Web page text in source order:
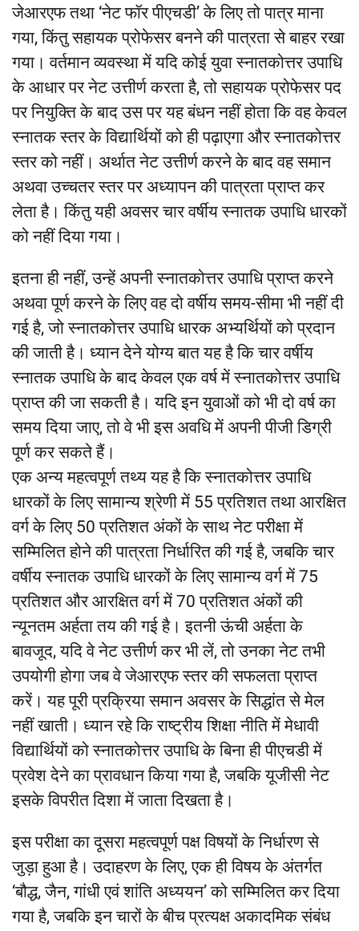
जेआरएफ तथा ‘नेट फॉर पीएचडी’ के लिए तो पात्र माना
गया, किंतु सहायक प्रोफेसर बनने की पात्रता से बाहर रखा
गया। वर्तमान व्यवस्था में यदि कोई युवा स्नातकोत्तर उपाधि
के आधार पर नेट उत्तीर्ण करता है, तो सहायक प्रोफेसर पद
पर नियुक्ति के बाद उस पर यह बंधन नहीं होता कि वह केवल
स्नातक स्तर के विद्यार्थियों को ही पढ़ाएगा और स्नातकोत्तर
स्तर को नहीं। अर्थात नेट उत्तीर्ण करने के बाद वह समान
अथवा उच्चतर स्तर पर अध्यापन की पात्रता प्राप्त कर
लेता है। किंतु यही अवसर चार वर्षीय स्नातक उपाधि धारकों
को नहीं दिया गया।
इतना ही नहीं, उन्हें अपनी स्नातकोत्तर उपाधि प्राप्त करने
अथवा पूर्ण करने के लिए वह दो वर्षीय समय-सीमा भी नहीं दी
गई है, जो स्नातकोत्तर उपाधि धारक अभ्यर्थियों को प्रदान
की जाती है। ध्यान देने योग्य बात यह है कि चार वर्षीय
स्नातक उपाधि के बाद केवल एक वर्ष में स्नातकोत्तर उपाधि
प्राप्त की जा सकती है। यदि इन युवाओं को भी दो वर्ष का
समय दिया जाए, तो वे भी इस अवधि में अपनी पीजी डिग्री
पूर्ण कर सकते हैं।
एक अन्य महत्वपूर्ण तथ्य यह है कि स्नातकोत्तर उपाधि
धारकों के लिए सामान्य श्रेणी में 55 प्रतिशत तथा आरक्षित
वर्ग के लिए 50 प्रतिशत अंकों के साथ नेट परीक्षा में
सम्मिलित होने की पात्रता निर्धारित की गई है, जबकि चार
वर्षीय स्नातक उपाधि धारकों के लिए सामान्य वर्ग में 75
प्रतिशत और आरक्षित वर्ग में 70 प्रतिशत अंकों की
न्यूनतम अर्हता तय की गई है। इतनी ऊंची अर्हता के
बावजूद, यदि वे नेट उत्तीर्ण कर भी लें, तो उनका नेट तभी
उपयोगी होगा जब वे जेआरएफ स्तर की सफलता प्राप्त
करें। यह पूरी प्रक्रिया समान अवसर के सिद्धांत से मेल
नहीं खाती। ध्यान रहे कि राष्ट्रीय शिक्षा नीति में मेधावी
विद्यार्थियों को स्नातकोत्तर उपाधि के बिना ही पीएचडी में
प्रवेश देने का प्रावधान किया गया है, जबकि यूजीसी नेट
इसके विपरीत दिशा में जाता दिखता है।
इस परीक्षा का दूसरा महत्वपूर्ण पक्ष विषयों के निर्धारण से
जुड़ा हुआ है। उदाहरण के लिए, एक ही विषय के अंतर्गत
‘बौद्ध, जैन, गांधी एवं शांति अध्ययन’ को सम्मिलित कर दिया
गया है, जबकि इन चारों के बीच प्रत्यक्ष अकादमिक संबंध